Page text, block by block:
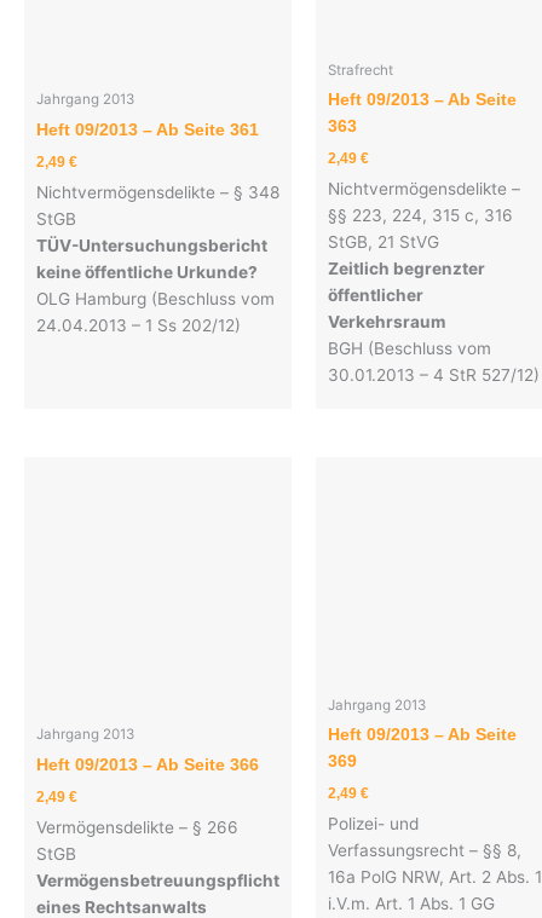
Jahrgang 2013
Heft 09/2013 – Ab Seite 361
2,49 €
Nichtvermögensdelikte – § 348
StGB
TÜV-Untersuchungsbericht
keine öffentliche Urkunde?
OLG Hamburg (Beschluss vom
24.04.2013 – 1 Ss 202/12)
Strafrecht
Heft 09/2013 – Ab Seite
363
2,49 €
Nichtvermögensdelikte –
§§ 223, 224, 315 c, 316
StGB, 21 StVG
Zeitlich begrenzter
öffentlicher
Verkehrsraum
BGH (Beschluss vom
30.01.2013 – 4 StR 527/12)
Jahrgang 2013
Heft 09/2013 – Ab Seite 366
2,49 €
Vermögensdelikte – § 266
StGB
Vermögensbetreuungspflicht
eines Rechtsanwalts
Jahrgang 2013
Heft 09/2013 – Ab Seite
369
2,49 €
Polizei- und
Verfassungsrecht – §§ 8,
16a PolG NRW, Art. 2 Abs. 1
i.V.m. Art. 1 Abs. 1 GG